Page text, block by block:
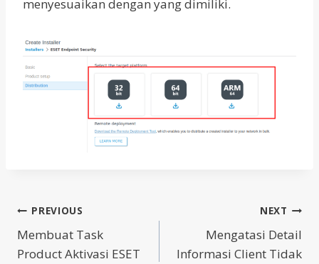
menyesuaikan dengan yang dimiliki.
Post
navigation
PREVIOUS
Membuat Task
Product Aktivasi ESET
NEXT
Mengatasi Detail
Informasi Client Tidak